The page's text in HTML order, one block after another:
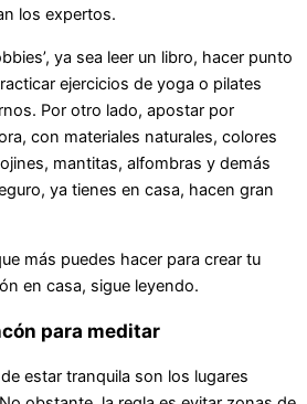
los expertos.
ya sea leer un libro, hacer punto
ejercicios de yoga o pilates
Por otro lado, apostar por
con materiales naturales, colores
mantitas, alfombras y demás
ya tienes en casa, hacen gran
más puedes hacer para crear tu
en casa, sigue leyendo.
para meditar
estar tranquila son los lugares